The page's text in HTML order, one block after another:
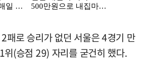
패로 승리가 없던 서울은 4경기 만
위(승점 29) 자리를 굳건히 했다.